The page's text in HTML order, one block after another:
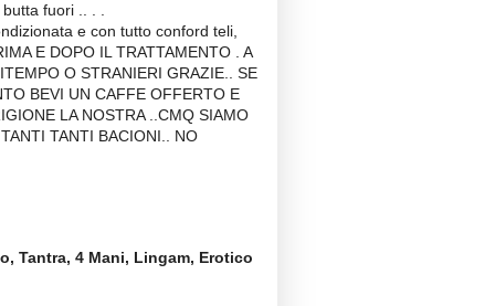
fuori .. . .
e con tutto conford teli,
E DOPO IL TRATTAMENTO . A
O STRANIERI GRAZIE.. SE
BEVI UN CAFFE OFFERTO E
LA NOSTRA ..CMQ SIAMO
TANTI BACIONI.. NO
Tantra, 4 Mani, Lingam, Erotico